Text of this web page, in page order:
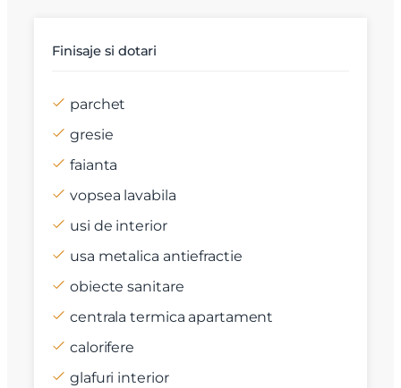
Finisaje si dotari
parchet
gresie
faianta
vopsea lavabila
usi de interior
usa metalica antiefractie
obiecte sanitare
centrala termica apartament
calorifere
glafuri interior